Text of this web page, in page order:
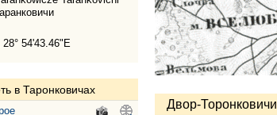
54'43.46"E
в Таронковичах
.. Двор-Торонковичи